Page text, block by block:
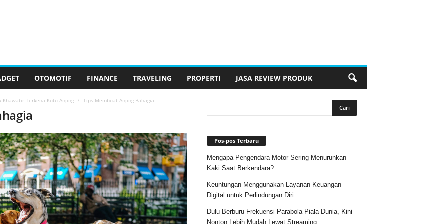
OTOMOTIF FINANCE TRAVELING PROPERTI JASA REVIEW PRODUK
Khawatir Terkena Kutu Anjing Tips Membuat Anjing Bahagia
Pos-pos Terbaru
Mengapa Pengendara Motor Sering Menurunkan
Kaki Saat Berkendara?
Keuntungan Menggunakan Layanan Keuangan
Digital untuk Perlindungan Diri
Dulu Berburu Frekuensi Parabola Piala Dunia, Kini
Nonton Lebih Mudah Lewat Streaming